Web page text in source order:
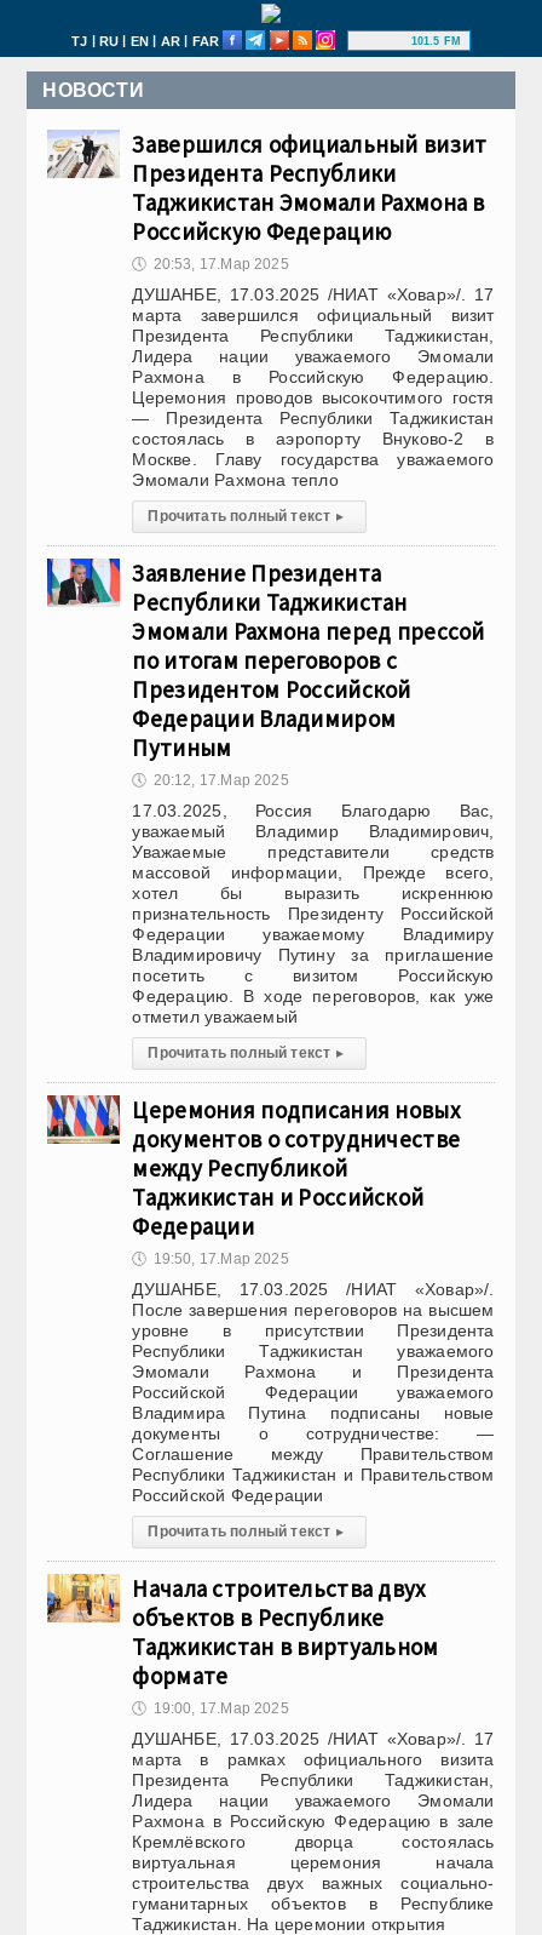
TJ | RU | EN | AR | FAR 101.5 FM
НОВОСТИ
Завершился официальный визит
Президента Республики
Таджикистан Эмомали Рахмона в
Российскую Федерацию
🕔 20:53, 17.Мар 2025
ДУШАНБЕ, 17.03.2025 /НИАТ «Ховар»/. 17
марта завершился официальный визит
Президента Республики Таджикистан,
Лидера нации уважаемого Эмомали
Рахмона в Российскую Федерацию.
Церемония проводов высокочтимого гостя
— Президента Республики Таджикистан
состоялась в аэропорту Внуково-2 в
Москве. Главу государства уважаемого
Эмомали Рахмона тепло
Прочитать полный текст ▸
Заявление Президента
Республики Таджикистан
Эмомали Рахмона перед прессой
по итогам переговоров с
Президентом Российской
Федерации Владимиром
Путиным
🕔 20:12, 17.Мар 2025
17.03.2025, Россия Благодарю Вас,
уважаемый Владимир Владимирович,
Уважаемые представители средств
массовой информации, Прежде всего,
хотел бы выразить искреннюю
признательность Президенту Российской
Федерации уважаемому Владимиру
Владимировичу Путину за приглашение
посетить с визитом Российскую
Федерацию. В ходе переговоров, как уже
отметил уважаемый
Прочитать полный текст ▸
Церемония подписания новых
документов о сотрудничестве
между Республикой
Таджикистан и Российской
Федерации
🕔 19:50, 17.Мар 2025
ДУШАНБЕ, 17.03.2025 /НИАТ «Ховар»/.
После завершения переговоров на высшем
уровне в присутствии Президента
Республики Таджикистан уважаемого
Эмомали Рахмона и Президента
Российской Федерации уважаемого
Владимира Путина подписаны новые
документы о сотрудничестве: —
Соглашение между Правительством
Республики Таджикистан и Правительством
Российской Федерации
Прочитать полный текст ▸
Начала строительства двух
объектов в Республике
Таджикистан в виртуальном
формате
🕔 19:00, 17.Мар 2025
ДУШАНБЕ, 17.03.2025 /НИАТ «Ховар»/. 17
марта в рамках официального визита
Президента Республики Таджикистан,
Лидера нации уважаемого Эмомали
Рахмона в Российскую Федерацию в зале
Кремлёвского дворца состоялась
виртуальная церемония начала
строительства двух важных социально-
гуманитарных объектов в Республике
Таджикистан. На церемонии открытия